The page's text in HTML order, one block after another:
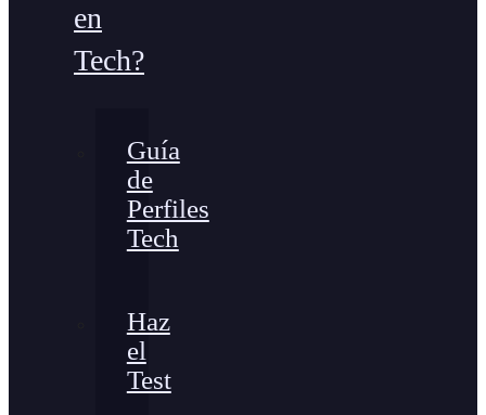
en
Tech?
Guía
de
Perfiles
Tech
Haz
el
Test